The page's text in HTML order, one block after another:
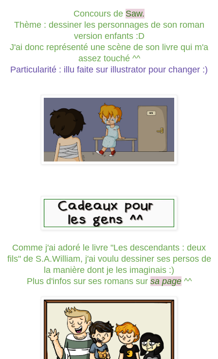
Concours de Saw.
Thème : dessiner les personnages de son roman
version enfants :D
J'ai donc représenté une scène de son livre qui m'a
assez touché ^^
Particularité : illu faite sur illustrator pour changer :)
Comme j'ai adoré le livre "Les descendants : deux
fils" de S.A.William, j'ai voulu dessiner ses persos de
la manière dont je les imaginais :)
Plus d'infos sur ses romans sur sa page^^